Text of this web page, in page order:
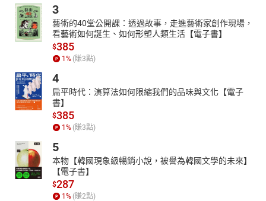
所知所學結合起來，目前已透過14/10斷食減重計畫，成功協助客戶
減重，並大幅改善身體健康。只要稍微調整用餐時間，你也可以改
善身體系統，減輕體重和延長壽命，同時減少體內脂肪，降低飢餓
感，加快新陳代謝，讓你消耗更多白天攝取食物所產生的熱量。
14/10間歇性斷食Q&A
間歇性斷食法的意見眾說紛紜且不少互有牴觸，本書幫助你克服困
難並替你解答疑惑，讓你得以遵循新的進食時間而獲得成效，甚至
了解在斷食期間，哪些食物可以吃，哪些食物不可以吃。
Q：真的不用忌口也能看到效果嗎？
在10小時飲食時段請安心滿足自己的口腹之慾！同樣的食物只要在
10小時內食用完畢並斷食14小時，就能讓身體得到適當的休息，更
好地消耗你所攝入的食物。
Q：可是我很容易餓，真的有辦法嘗試14/10嗎？
當你執行14/10一段時間後，你會發現你越來越不容易餓，這是因為
3
藝術的40堂公開課：透過故事，走進藝術家創作現場，
看藝術如何誕生、如何形塑人類生活【電子書】
$385
1 % (賺3點)
4
扁平時代：演算法如何限縮我們的品味與文化【電子
書】
$385
1 % (賺3點)
5
本物【韓國現象級暢銷小說，被譽為韓國文學的未來】
【電子書】
$287
1 % (賺2點)